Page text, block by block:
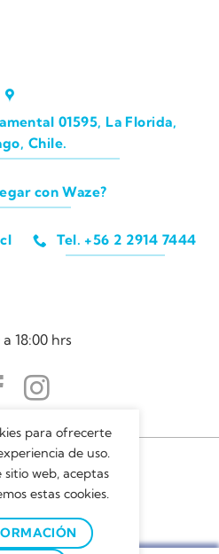
01595, La Florida,
Chile.
con Waze?
Tel. +56 2 2914 7444
18:00 hrs
Servicomp © 2022
para ofrecerte
de uso.
sitio web, aceptas
estas cookies.